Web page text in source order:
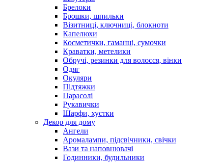
Брелоки
Брошки, шпильки
Візитниці, ключниці, блокноти
Капелюхи
Косметички, гаманці, сумочки
Краватки, метелики
Обручі, резинки для волосся, вінки
Одяг
Окуляри
Підтяжки
Парасолі
Рукавички
Шарфи, хустки
Декор для дому
Ангели
Аромалампи, підсвічники, свічки
Вази та наповнювачі
Годинники, будильники